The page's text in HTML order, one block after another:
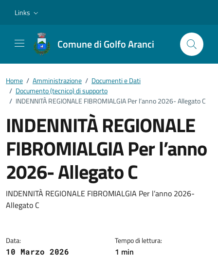
Links
Comune di Golfo Aranci
Home / Amministrazione / Documenti e Dati
/ Documento (tecnico) di supporto
/ INDENNITÀ REGIONALE FIBROMIALGIA Per l’anno 2026- Allegato C
INDENNITÀ REGIONALE
FIBROMIALGIA Per l’anno
2026- Allegato C
Dettagli del documento
INDENNITÀ REGIONALE FIBROMIALGIA Per l’anno 2026-
Allegato C
Data:
10 Marzo 2026
Tempo di lettura:
1 min